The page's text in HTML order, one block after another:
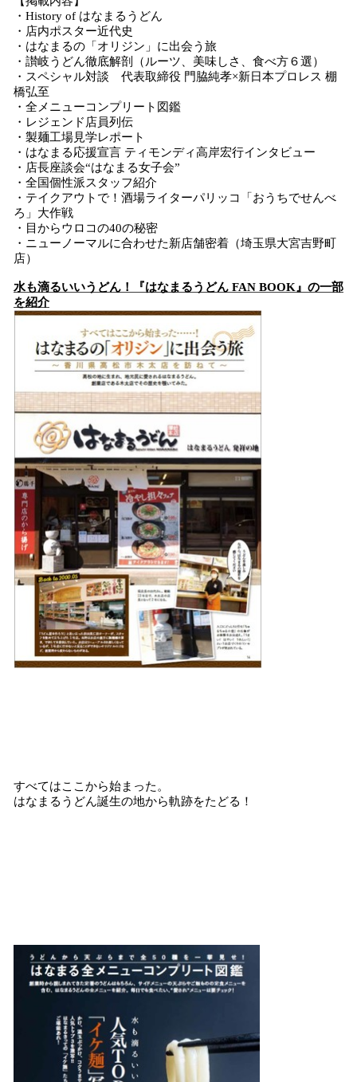
・History of はなまるうどん
・店内ポスター近代史
・はなまるの「オリジン」に出会う旅
・讃岐うどん徹底解剖（ルーツ、美味しさ、食べ方６選）
・スペシャル対談 代表取締役 門脇純孝×新日本プロレス 棚
橋弘至
・全メニューコンプリート図鑑
・レジェンド店員列伝
・製麺工場見学レポート
・はなまる応援宣言 ティモンディ高岸宏行インタビュー
・店長座談会“はなまる女子会”
・全国個性派スタッフ紹介
・テイクアウトで！酒場ライターパリッコ「おうちでせんべ
ろ」大作戦
・目からウロコの40の秘密
・ニューノーマルに合わせた新店舗密着（埼玉県大宮吉野町
店）
水も滴るいいうどん！『はなまるうどん FAN BOOK』の一部
を紹介
すべてはここから始まった。
はなまるうどん誕生の地から軌跡をたどる！